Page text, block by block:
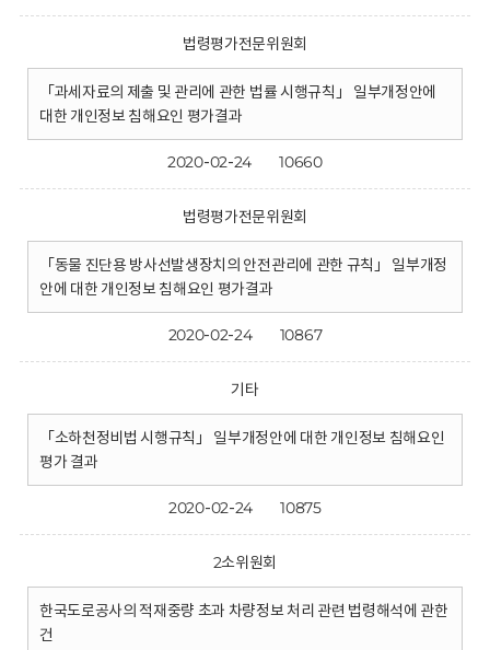
법령평가전문위원회
「과세자료의 제출 및 관리에 관한 법률 시행규칙」 일부개정안에
대한 개인정보 침해요인 평가결과
2020-02-24 10660
법령평가전문위원회
「동물 진단용 방사선발생장치의 안전관리에 관한 규칙」 일부개정
안에 대한 개인정보 침해요인 평가결과
2020-02-24 10867
기타
「소하천정비법 시행규칙」 일부개정안에 대한 개인정보 침해요인
평가 결과
2020-02-24 10875
2소위원회
한국도로공사의 적재중량 초과 차량정보 처리 관련 법령해석에 관한
건